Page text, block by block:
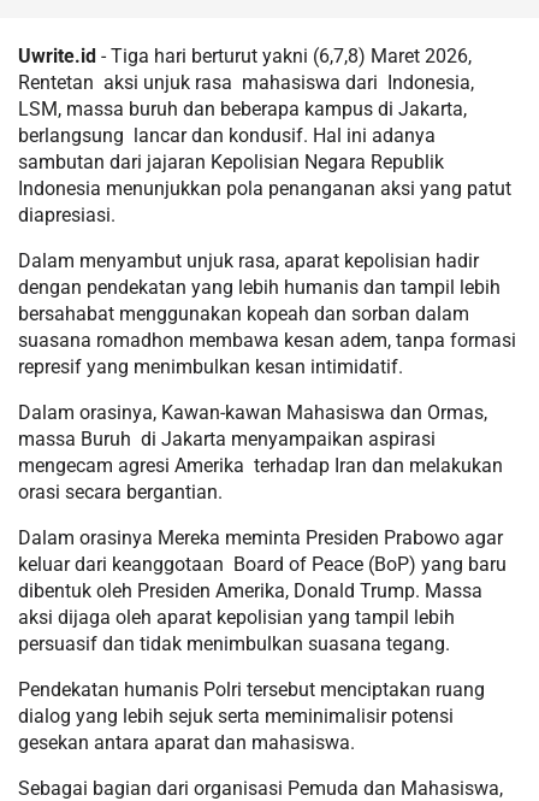
Uwrite.id - Tiga hari berturut yakni (6,7,8) Maret 2026,
Rentetan aksi unjuk rasa mahasiswa dari Indonesia,
LSM, massa buruh dan beberapa kampus di Jakarta,
berlangsung lancar dan kondusif. Hal ini adanya
sambutan dari jajaran Kepolisian Negara Republik
Indonesia menunjukkan pola penanganan aksi yang patut
diapresiasi.
Dalam menyambut unjuk rasa, aparat kepolisian hadir
dengan pendekatan yang lebih humanis dan tampil lebih
bersahabat menggunakan kopeah dan sorban dalam
suasana romadhon membawa kesan adem, tanpa formasi
represif yang menimbulkan kesan intimidatif.
Dalam orasinya, Kawan-kawan Mahasiswa dan Ormas,
massa Buruh di Jakarta menyampaikan aspirasi
mengecam agresi Amerika terhadap Iran dan melakukan
orasi secara bergantian.
Dalam orasinya Mereka meminta Presiden Prabowo agar
keluar dari keanggotaan Board of Peace (BoP) yang baru
dibentuk oleh Presiden Amerika, Donald Trump. Massa
aksi dijaga oleh aparat kepolisian yang tampil lebih
persuasif dan tidak menimbulkan suasana tegang.
Pendekatan humanis Polri tersebut menciptakan ruang
dialog yang lebih sejuk serta meminimalisir potensi
gesekan antara aparat dan mahasiswa.
Sebagai bagian dari organisasi Pemuda dan Mahasiswa,